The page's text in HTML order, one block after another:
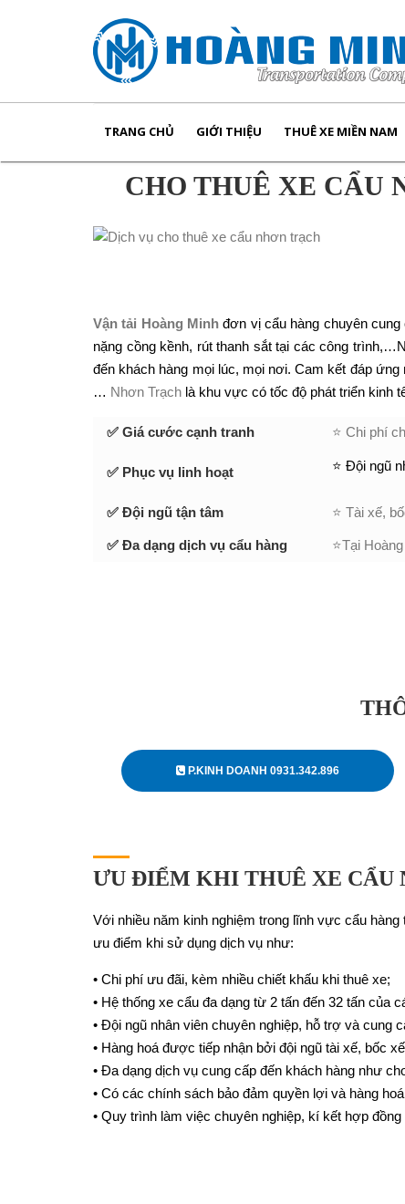
TRANG CHỦ GIỚI THIỆU THUÊ XE MIỀN NAM
CHO THUÊ XE CẨU
Vận tải Hoàng Minh đơn vị cẩu hàng chuyên cung
nặng cồng kềnh, rút thanh sắt tại các công
đến khách hàng mọi lúc, mọi nơi. Cam kết đáp
… Nhơn Trạch là khu vực có tốc độ phát triển kinh
✅ Giá cước cạnh tranh ⭐ Chi phí
✅ Phục vụ linh hoạt ⭐ Đội ngũ
✅ Đội ngũ tận tâm ⭐ Tài xế,
✅ Đa dạng dịch vụ cẩu hàng ⭐Tại
P.KINH DOANH 0931.342.896
ƯU ĐIỂM KHI THUÊ XE CẨU
Với nhiều năm kinh nghiệm trong lĩnh vực cẩu
ưu điểm khi sử dụng dịch vụ như:
• Chi phí ưu đãi, kèm nhiều chiết khấu khi thuê xe;
• Hệ thống xe cẩu đa dạng từ 2 tấn đến 32 tấn
• Đội ngũ nhân viên chuyên nghiệp, hỗ trợ và cung
• Hàng hoá được tiếp nhận bởi đội ngũ tài xế, bốc
• Đa dạng dịch vụ cung cấp đến khách hàng như
• Có các chính sách bảo đảm quyền lợi và hàng
• Quy trình làm việc chuyên nghiệp, kí kết hợp